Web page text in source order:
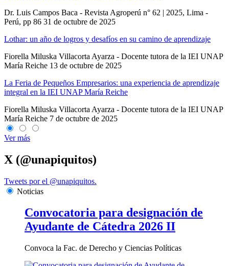
Dr. Luis Campos Baca - Revista Agroperú n° 62 | 2025, Lima -
Perú, pp 86 31 de octubre de 2025
Lothar: un año de logros y desafíos en su camino de aprendizaje
Fiorella Miluska Villacorta Ayarza - Docente tutora de la IEI UNAP
María Reiche 13 de octubre de 2025
La Feria de Pequeños Empresarios: una experiencia de aprendizaje
integral en la IEI UNAP María Reiche
Fiorella Miluska Villacorta Ayarza - Docente tutora de la IEI UNAP
María Reiche 7 de octubre de 2025
Ver más
X (@unapiquitos)
Tweets por el @unapiquitos.
Noticias
Convocatoria para designación de
Ayudante de Cátedra 2026 II
Convoca la Fac. de Derecho y Ciencias Políticas